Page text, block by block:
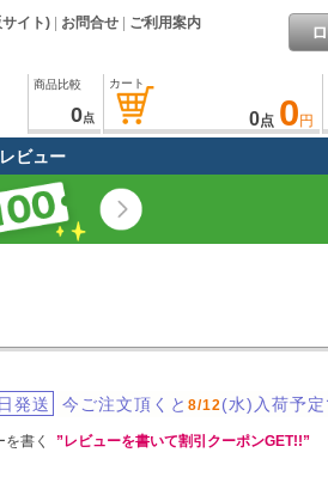
イト) お問合せ ご利用案内
カート
0点 0 円
商品比較
0点
ビュー
発送 今ご注文頂くと 8/12(水)入荷予定
書く ”レビューを書いて割引クーポンGET!!”